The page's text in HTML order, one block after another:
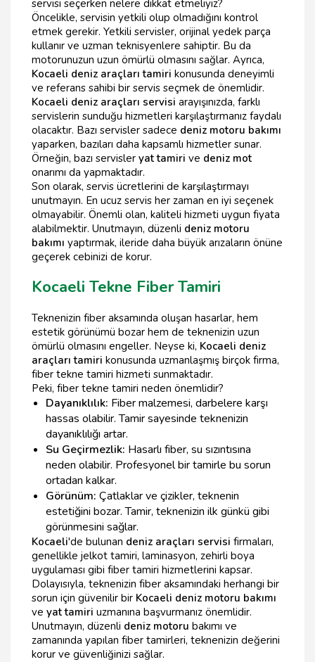
servisi seçerken nelere dikkat etmeliyiz?
Öncelikle, servisin yetkili olup olmadığını kontrol
etmek gerekir. Yetkili servisler, orijinal yedek parça
kullanır ve uzman teknisyenlere sahiptir. Bu da
motorunuzun uzun ömürlü olmasını sağlar. Ayrıca,
Kocaeli deniz araçları tamiri konusunda deneyimli
ve referans sahibi bir servis seçmek de önemlidir.
Kocaeli deniz araçları servisi arayışınızda, farklı
servislerin sunduğu hizmetleri karşılaştırmanız faydalı
olacaktır. Bazı servisler sadece deniz motoru bakımı
yaparken, bazıları daha kapsamlı hizmetler sunar.
Örneğin, bazı servisler yat tamiri ve deniz mot
onarımı da yapmaktadır.
Son olarak, servis ücretlerini de karşılaştırmayı
unutmayın. En ucuz servis her zaman en iyi seçenek
olmayabilir. Önemli olan, kaliteli hizmeti uygun fiyata
alabilmektir. Unutmayın, düzenli deniz motoru
bakımı yaptırmak, ileride daha büyük arızaların önüne
geçerek cebinizi de korur.
Kocaeli Tekne Fiber Tamiri
Teknenizin fiber aksamında oluşan hasarlar, hem
estetik görünümü bozar hem de teknenizin uzun
ömürlü olmasını engeller. Neyse ki, Kocaeli deniz
araçları tamiri konusunda uzmanlaşmış birçok firma,
fiber tekne tamiri hizmeti sunmaktadır.
Peki, fiber tekne tamiri neden önemlidir?
Dayanıklılık: Fiber malzemesi, darbelere karşı
hassas olabilir. Tamir sayesinde teknenizin
dayanıklılığı artar.
Su Geçirmezlik: Hasarlı fiber, su sızıntısına
neden olabilir. Profesyonel bir tamirle bu sorun
ortadan kalkar.
Görünüm: Çatlaklar ve çizikler, teknenin
estetiğini bozar. Tamir, teknenizin ilk günkü gibi
görünmesini sağlar.
Kocaeli'de bulunan deniz araçları servisi firmaları,
genellikle jelkot tamiri, laminasyon, zehirli boya
uygulaması gibi fiber tamiri hizmetlerini kapsar.
Dolayısıyla, teknenizin fiber aksamındaki herhangi bir
sorun için güvenilir bir Kocaeli deniz motoru bakımı
ve yat tamiri uzmanına başvurmanız önemlidir.
Unutmayın, düzenli deniz motoru bakımı ve
zamanında yapılan fiber tamirleri, teknenizin değerini
korur ve güvenliğinizi sağlar.